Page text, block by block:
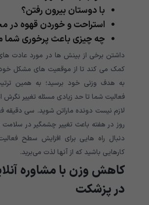
با دوستان بیرون رفتن؟
استراحت و خوردن قهوه در
چه چیزی باعث پرخوری
داشتن برخی از بینش ها در مورد عادت
کمک می کند تا از موقعیت های مشکل خود
به هدف وزنی خود برسید؛ به همین
فعالیت شما تا حد زیادی مسئله تغییر
لازم نیست دونده ماراتن شوید. سی دقیقه
روز در هفته باعث تغییر چشمگیر در
دنبال راه هایی برای افزایش سطح
کارهایی باشید که از آنها لذت می‌برید.
کاهش وزن با مشاوره
در پزشکت